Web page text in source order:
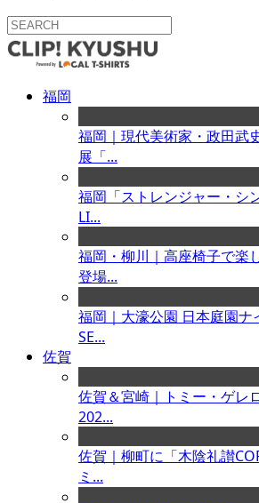
福岡
福岡｜現代美術家・政田武
展「...
福岡「ストレンジャー・シ
LI...
福岡・柳川｜高座椅子で楽
登場...
福岡｜大濠公園 日本庭園ナ
SE...
佐賀
佐賀＆宮崎｜トミー・ゲレ
202...
佐賀｜柳町に「木陰礼讃
ミ...